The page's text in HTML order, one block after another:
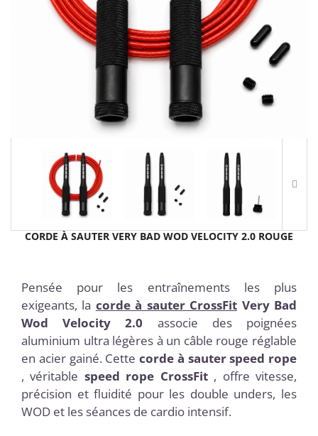
CORDE À SAUTER VERY BAD WOD VELOCITY 2.0 ROUGE
Pensée pour les entraînements les plus
exigeants, la corde à sauter CrossFit Very Bad
Wod Velocity 2.0 associe des poignées
aluminium ultra légères à un câble rouge réglable
en acier gainé. Cette corde à sauter speed rope
, véritable speed rope CrossFit, offre vitesse,
précision et fluidité pour les double unders, les
WOD et les séances de cardio intensif.